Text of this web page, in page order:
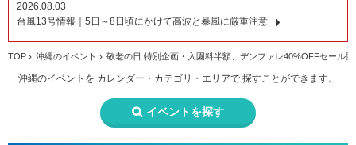
2026.08.03
台風13号情報｜5日～8日頃にかけて高波と暴風に厳重注意
TOP 沖縄のイベント 敬老の日 特別企画・入園料半額、デンファレ40%OFFセール
沖縄のイベントを カレンダー・カテゴリ・エリアで 探すことができます。
イベントを探す